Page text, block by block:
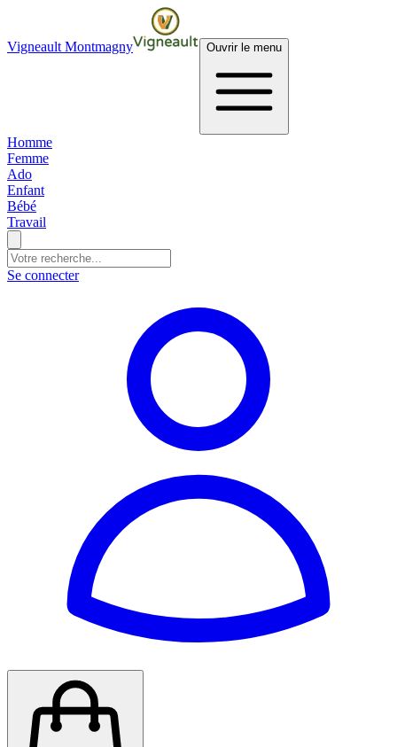
Vigneault Montmagny Ouvrir le menu
Homme
Femme
Ado
Enfant
Bébé
Travail
Se connecter